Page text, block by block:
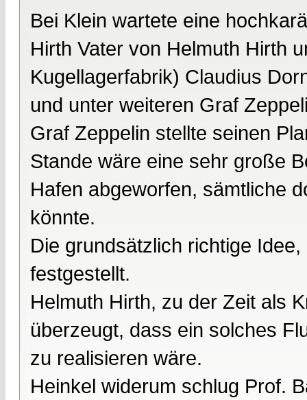
Bei Klein wartete eine
Hirth Vater von Helmuth Hirth
Kugellagerfabrik) Claudius
und unter weiteren Graf
Graf Zeppelin stellte seinen
Stande wäre eine sehr große
Hafen abgeworfen, sämtliche
könnte.
Die grundsätzlich richtige
festgestellt.
Helmuth Hirth, zu der Zeit als
überzeugt, dass ein solches
zu realisieren wäre.
Heinkel widerum schlug Prof.